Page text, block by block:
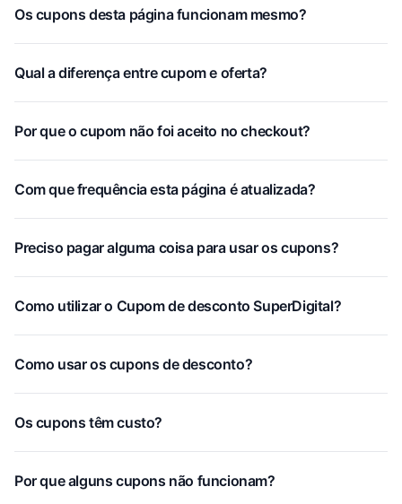
Os cupons desta página funcionam mesmo?
Qual a diferença entre cupom e oferta?
Por que o cupom não foi aceito no checkout?
Com que frequência esta página é atualizada?
Preciso pagar alguma coisa para usar os cupons?
Como utilizar o Cupom de desconto SuperDigital?
Como usar os cupons de desconto?
Os cupons têm custo?
Por que alguns cupons não funcionam?